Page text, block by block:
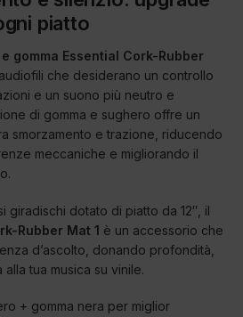
piatto
gomma Essential Cork-Rubber
che desiderano un controllo
e un suono più neutro e
di gomma e sughero offre un
smorzamento e trazione, riducendo
meccaniche e migliorando il
giradischi dotato di piatto da 12″, il
Rubber Mat 1 è un accessorio che
d’ascolto, donando profondità,
tua musica su vinile.
+ gomma nera per miglior